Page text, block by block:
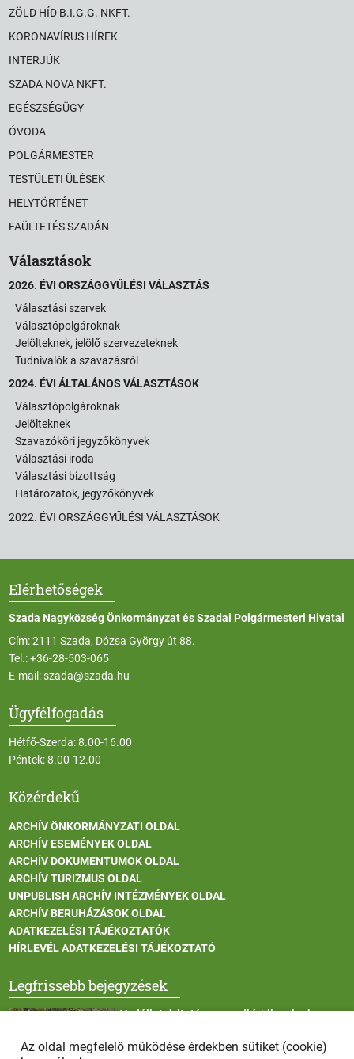
ZÖLD HÍD B.I.G.G. NKFT.
KORONAVÍRUS HÍREK
INTERJÚK
SZADA NOVA NKFT.
EGÉSZSÉGÜGY
ÓVODA
POLGÁRMESTER
TESTÜLETI ÜLÉSEK
HELYTÖRTÉNET
FAÜLTETÉS SZADÁN
Választások
2026. ÉVI ORSZÁGGYŰLÉSI VÁLASZTÁS
Választási szervek
Választópolgároknak
Jelölteknek, jelölő szervezeteknek
Tudnivalók a szavazásról
2024. ÉVI ÁLTALÁNOS VÁLASZTÁSOK
Választópolgároknak
Jelölteknek
Szavazóköri jegyzőkönyvek
Választási iroda
Választási bizottság
Határozatok, jegyzőkönyvek
2022. ÉVI ORSZÁGGYŰLÉSI VÁLASZTÁSOK
Elérhetőségek
Szada Nagyközség Önkormányzat és Szadai Polgármesteri Hivatal
Cím: 2111 Szada, Dózsa György út 88.
Tel.:+36-28-503-065
E-mail:szada@szada.hu
Ügyfélfogadás
Hétfő-Szerda: 8.00-16.00
Péntek: 8.00-12.00
Közérdekű
ARCHÍV ÖNKORMÁNYZATI OLDAL
ARCHÍV ESEMÉNYEK OLDAL
ARCHÍV DOKUMENTUMOK OLDAL
ARCHÍV TURIZMUS OLDAL
UNPUBLISH ARCHÍV INTÉZMÉNYEK OLDAL
ARCHÍV BERUHÁZÁSOK OLDAL
ADATKEZELÉSI TÁJÉKOZTATÓK
HÍRLEVÉL ADATKEZELÉSI TÁJÉKOZTATÓ
Legfrissebb bejegyzések
Vadállatok itatása a rendkívüli melegben
Az oldal megfelelő működése érdekben sütiket (cookie)